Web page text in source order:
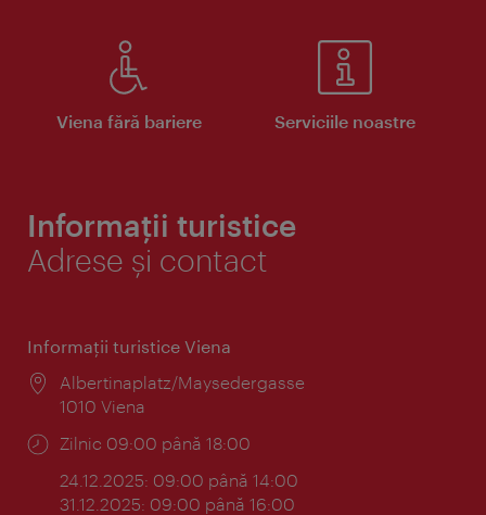
Viena fără bariere Serviciile noastre
Informații turistice
Adrese și contact
Informaţii turistice Viena
Locul:
Albertinaplatz/Maysedergasse
1010 Viena
Program:
Zilnic 09:00 până 18:00
24.12.2025: 09:00 până 14:00
31.12.2025: 09:00 până 16:00